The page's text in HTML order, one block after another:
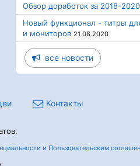
Обзор доработок за 2018-
Новый функционал - титры
и мониторов 21.08.2020
все новости
Контакты
и Пользовательским